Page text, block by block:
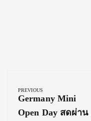
navigation
PREVIOUS
Previous
Post:
Germany Mini
Open Day สดผ่าน